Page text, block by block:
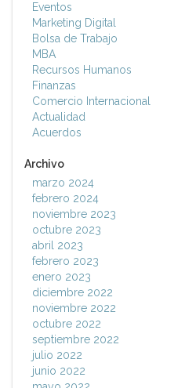
Eventos
Marketing Digital
Bolsa de Trabajo
MBA
Recursos Humanos
Finanzas
Comercio Internacional
Actualidad
Acuerdos
Archivo
marzo 2024
febrero 2024
noviembre 2023
octubre 2023
abril 2023
febrero 2023
enero 2023
diciembre 2022
noviembre 2022
octubre 2022
septiembre 2022
julio 2022
junio 2022